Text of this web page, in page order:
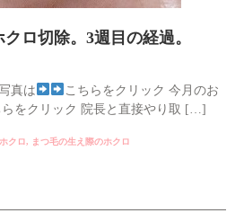
ロ切除。3週目の経過。
真は
こちらをクリック 今月のお
らをクリック 院長と直接やり取 […]
クロ, まつ毛の生え際のホクロ